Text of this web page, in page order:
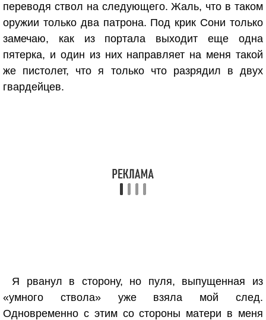
переводя ствол на следующего. Жаль, что в таком
оружии только два патрона. Под крик Сони только
замечаю, как из портала выходит еще одна
пятерка, и один из них направляет на меня такой
же пистолет, что я только что разрядил в двух
гвардейцев.
Я рванул в сторону, но пуля, выпущенная из
«умного ствола» уже взяла мой след.
Одновременно с этим со стороны матери в меня